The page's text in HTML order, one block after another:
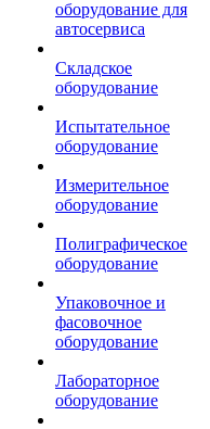
оборудование для
автосервиса
Складское
оборудование
Испытательное
оборудование
Измерительное
оборудование
Полиграфическое
оборудование
Упаковочное и
фасовочное
оборудование
Лабораторное
оборудование